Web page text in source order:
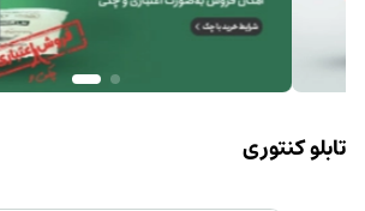
تابلو کنتوری